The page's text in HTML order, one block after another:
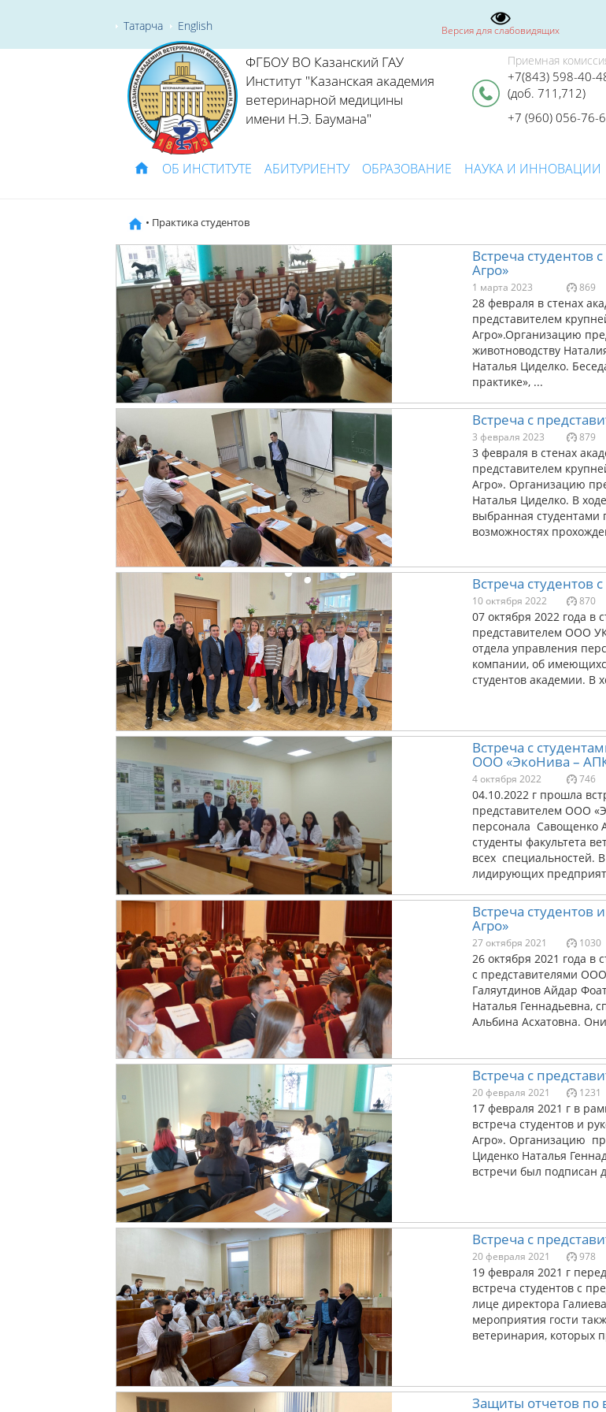
Татарча English Версия для слабовидящих
ФГБОУ ВО Казанский ГАУ
Институт "Казанская академия
ветеринарной медицины
имени Н.Э. Баумана"
Приемная
+7(843) 598-40-
(доб. 711,712)
+7 (960) 056-76-
ОБ ИНСТИТУТЕ АБИТУРИЕНТУ ОБРАЗОВАНИЕ НАУКА И ИННОВАЦИИ
• Практика студентов
Встреча студентов
Агро»
1 марта 2023 869
28 февраля в стенах
представителем
Агро».Организацию
животноводству
Наталья Циделко.
практике», ...
Встреча с
3 февраля 2023 879
3 февраля в стенах
представителем
Агро». Организацию
Наталья Циделко. В
выбранная студентами
возможностях
Встреча студентов
10 октября 2022 870
07 октября 2022 года в
представителем ООО
отдела управления
компании, об
студентов академии. В
Встреча с
ООО «ЭкоНива –
4 октября 2022 746
04.10.2022 г прошла
представителем ООО
персонала Савощенко
студенты факультета
всех специальностей.
лидирующих
Встреча студентов
Агро»
27 октября 2021 1030
26 октября 2021 года в
с представителями ООО
Галяутдинов Айдар
Наталья Геннадьевна,
Альбина Асхатовна.
Встреча с
20 февраля 2021 1231
17 февраля 2021 г в
встреча студентов и
Агро». Организацию
Циденко Наталья
встречи был подписан
Встреча с
20 февраля 2021 978
19 февраля 2021 г
встреча студентов с
лице директора
мероприятия гости
ветеринария, которых
Защиты отчетов по